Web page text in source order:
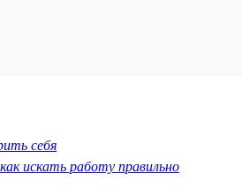
себя
искать работу правильно